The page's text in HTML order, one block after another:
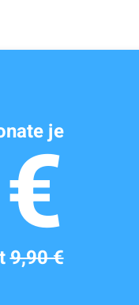
je
9,90 €